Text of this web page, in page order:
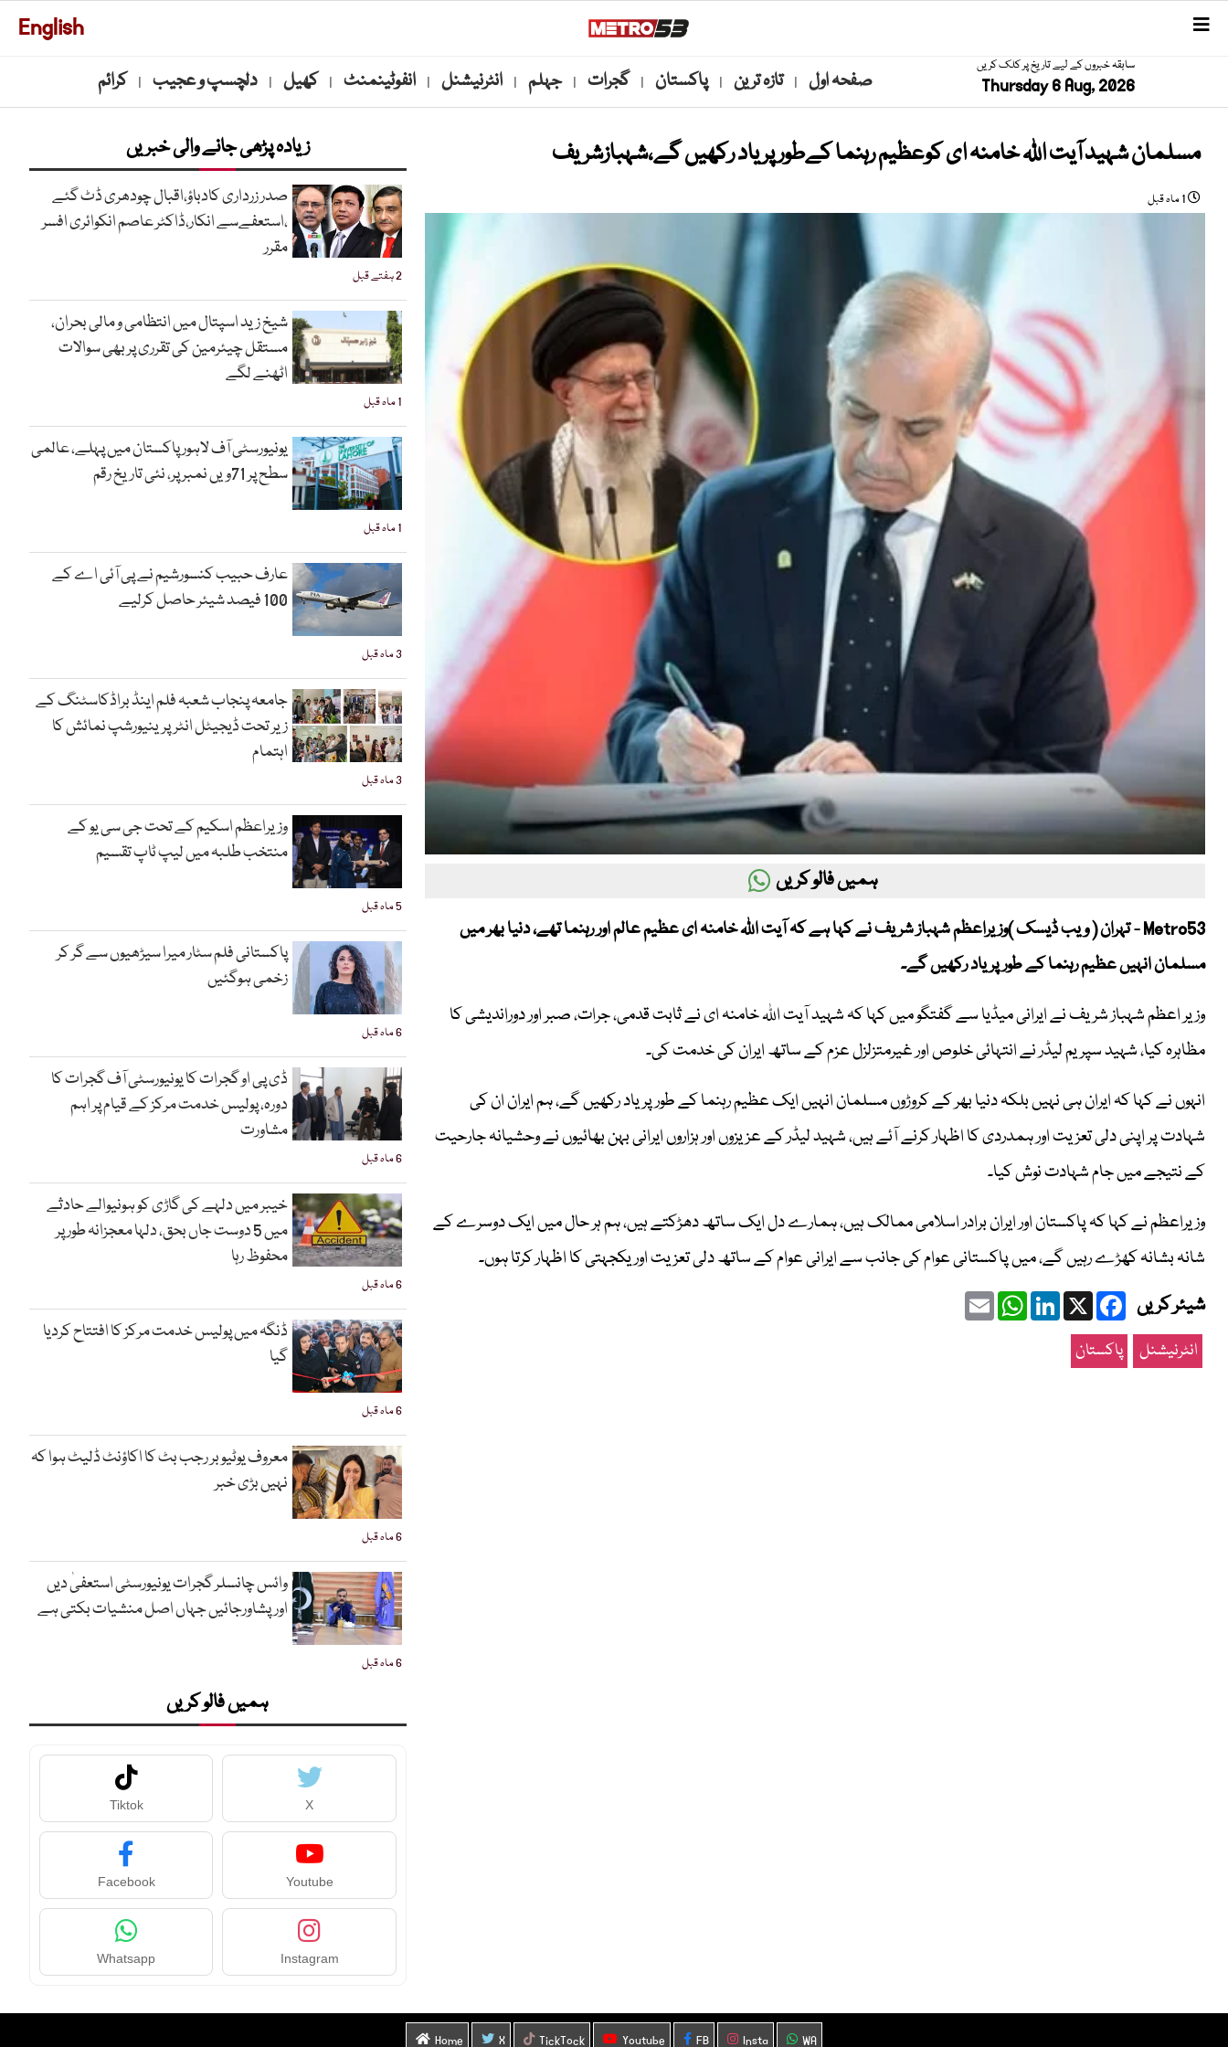
English
سابقہ خبروں کے لیے تاریخ پر کلک کریں
Thursday 6 Aug, 2026 صفحہ اول | تازہ ترین | پاکستان | گجرات | جہلم | انٹرنیشنل | انفوٹینمنٹ | کھیل | دلچسپ و عجیب | کرائم
مسلمان شہید آیت اللہ خامنہ ای کوعظیم رہنما کےطور پر یاد رکھیں گے،شہبازشریف
1 ماہ قبل
ہمیں فالو کریں
Metro53 - تہران ( ویب ڈیسک )وزیراعظم شہباز شریف نے کہا ہے کہ آیت اللہ خامنہ ای عظیم عالم اور رہنما تھے، دنیا بھر میں
مسلمان انہیں عظیم رہنما کے طور پر یاد رکھیں گے۔
وزیر اعظم شہباز شریف نے ایرانی میڈیا سے گفتگو میں کہا کہ شہید آیت اللہ خامنہ ای نے ثابت قدمی، جرات، صبر اور دوراندیشی کا
مظاہرہ کیا، شہید سپریم لیڈر نے انتہائی خلوص اور غیرمتزلزل عزم کے ساتھ ایران کی خدمت کی۔
انہوں نے کہا کہ ایران ہی نہیں بلکہ دنیا بھر کے کروڑوں مسلمان انہیں ایک عظیم رہنما کے طور پر یاد رکھیں گے، ہم ایران ان کی
شہادت پر اپنی دلی تعزیت اور ہمدردی کا اظہار کرنے آئے ہیں، شہید لیڈر کے عزیزوں اور ہزاروں ایرانی بہن بھائیوں نے وحشیانہ جارحیت
کے نتیجے میں جام شہادت نوش کیا۔
وزیراعظم نے کہا کہ پاکستان اور ایران برادر اسلامی ممالک ہیں، ہمارے دل ایک ساتھ دھڑکتے ہیں، ہم ہر حال میں ایک دوسرے کے
شانہ بشانہ کھڑے رہیں گے، میں پاکستانی عوام کی جانب سے ایرانی عوام کے ساتھ دلی تعزیت اور یکجہتی کا اظہار کرتا ہوں۔
شیئر کریں Facebook
X
LinkedIn
WhatsApp
Email
انٹرنیشنل پاکستان
زیادہ پڑھی جانے والی خبریں
2 ہفتے قبل
صدر زرداری کادباؤ،اقبال چودھری ڈٹ گئے
،استعفےسے انکار،ڈاکٹر عاصم انکوائری افسر
مقرر
1 ماہ قبل
شیخ زید اسپتال میں انتظامی و مالی بحران،
مستقل چیئرمین کی تقرری پر بھی سوالات
اٹھنے لگے
1 ماہ قبل
یونیورسٹی آف لاہور پاکستان میں پہلے، عالمی
سطح پر 71ویں نمبر پر، نئی تاریخ رقم
3 ماہ قبل
عارف حبیب کنسورشیم نے پی آئی اے کے
100 فیصد شیئر حاصل کرلیے
3 ماہ قبل
جامعہ پنجاب شعبہ فلم اینڈ براڈکاسٹنگ کے
زیر تحت ڈیجیٹل انٹرپرینیورشپ نمائش کا
اہتمام
5 ماہ قبل
وزیراعظم اسکیم کے تحت جی سی یو کے
منتخب طلبہ میں لیپ ٹاپ تقسیم
6 ماہ قبل
پاکستانی فلم سٹار میرا سیڑھیوں سے گر کر
زخمی ہوگئیں
6 ماہ قبل
ڈی پی او گجرات کا یونیورسٹی آف گجرات کا
دورہ، پولیس خدمت مرکز کے قیام پر اہم
مشاورت
6 ماہ قبل
خیبر میں دلہے کی گاڑی کو ہونیوالے حادثے
میں 5 دوست جاں بحق، دلہا معجزانہ طور پر
محفوظ رہا
6 ماہ قبل
ڈنگہ میں پولیس خدمت مرکز کا افتتاح کردیا
گیا
6 ماہ قبل
معروف یوٹیوبر رجب بٹ کا اکاؤنٹ ڈلیٹ ہوا کہ
نہیں بڑی خبر
6 ماہ قبل
وائس چانسلر گجرات یونیورسٹی استعفیٰ دیں
اورپشاورجائیں جہاں اصل منشیات بکتی ہے
ہمیں فالو کریں
X
Tiktok
Youtube
Facebook
Instagram
Whatsapp
Home X TickTock Youtube FB Insta WA